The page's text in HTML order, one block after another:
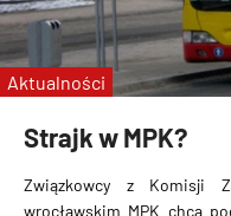
Strajk w MPK?
Związkowcy z Komisji
wrocławskim MPK chcą
Aktualności